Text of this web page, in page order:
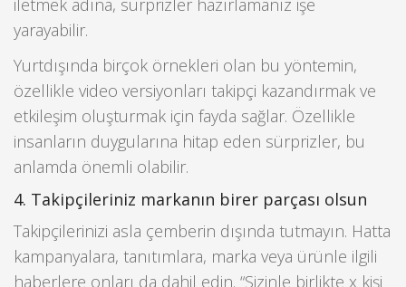
iletmek adına, sürprizler hazırlamanız işe
yarayabilir.
Yurtdışında birçok örnekleri olan bu yöntemin,
özellikle video versiyonları takipçi kazandırmak ve
etkileşim oluşturmak için fayda sağlar. Özellikle
insanların duygularına hitap eden sürprizler, bu
anlamda önemli olabilir.
4. Takipçileriniz markanın birer parçası olsun
Takipçilerinizi asla çemberin dışında tutmayın. Hatta
kampanyalara, tanıtımlara, marka veya ürünle ilgili
haberlere onları da dahil edin. “Sizinle birlikte x kişi